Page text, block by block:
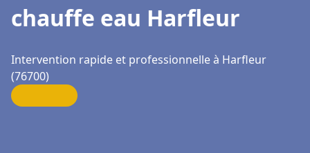
chauffe eau Harfleur
Intervention rapide et professionnelle à Harfleur
(76700)